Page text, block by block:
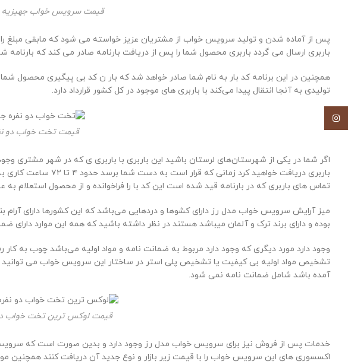
قیمت سرویس خواب جهیزیه
پس از آماده شدن و تولید سرویس خواب از مشتریان عزیز خواسته می شود که مابقی
باربری ارسال می گردد باربری محصول شما را پس از دریافت بارنامه صادر می کند که
همچنین در این برنامه کد بار به نام شما صادر خواهد شد که بار ن کد بی پیگیری محصول
تولیدی به آنجا انتقال پیدا می‌کند با باربری های موجود در کل کشور قرارداد دارد.
قیمت تخت خواب دو
اگر شما در یکی از شهرستان‌های لرستان باشید این باربری با باربری ی که در شهر مشتری
باربری دریافت
تماس های باربری که در بارنامه قید شده است این کد با را فراخوانده و از محصول استعلام
میز آرایش سرویس خواب مدل رز دارای کشوها و دردهایی می‌باشد که این کشورها دارای
بوده و دارای برند ترک و آلمان میباشد هستند در نظر داشته باشید که همه این موارد
وجود دارد مورد دیگری که وجود دارد مربوط به ضمانت نامه و مواد اولیه می‌باشد چوب
تشخیص مواد اولیه بی کیفیت یا تشخیص پلی استر در ساختار این سرویس خواب می
آمده باشد شامل ضمانت نامه نمی شود.
قیمت لوکس ترین تخت خواب دو
خدمات پس از فروش نیز برای سرویس خواب مدل رز وجود دارد و بدین صورت است که سرویس
اکسسوری های این سرویس خواب را با قیمت زیر بازار و نوع جدید آن دریافت کنند همچنین